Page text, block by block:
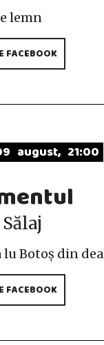
lemn
FACEBOOK
august 21:00
lu Botoș din
FACEBOOK